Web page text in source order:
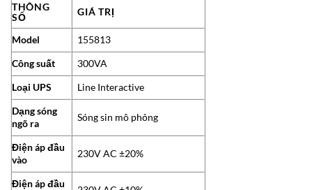
THÔNG
SỐ
GIÁ TRỊ
Model
155813
Công suất
300VA
Loại UPS
Line Interactive
Dạng sóng
ngõ ra
Sóng sin mô phỏng
Điện áp đầu
vào
230V AC ±20%
Điện áp đầu